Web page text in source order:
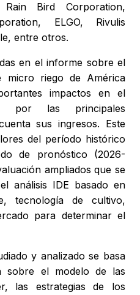
Rain Bird Corporation,
ELGO, Rivulis
entre otros.
en el informe sobre el
micro riego de América
impactos en el
por las principales
sus ingresos. Este
del período histórico
de pronóstico (2026-
ampliados que se
análisis IDE basado en
tecnología de cultivo,
para determinar el
y analizado se basa
sobre el modelo de las
las estrategias de los